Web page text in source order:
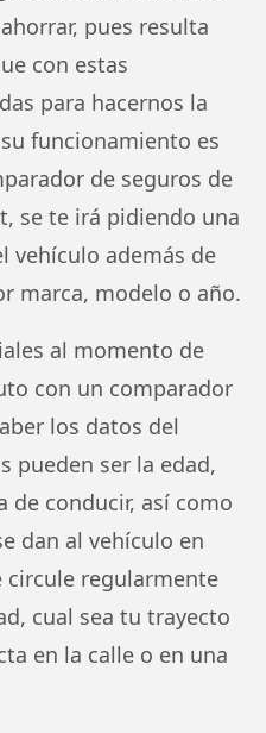
pues resulta
con estas
para hacernos la
funcionamiento es
de seguros de
se te irá pidiendo una
vehículo además de
marca, modelo o año.
al momento de
con un comparador
los datos del
pueden ser la edad,
de conducir, así como
dan al vehículo en
circule regularmente
cual sea tu trayecto
en la calle o en una